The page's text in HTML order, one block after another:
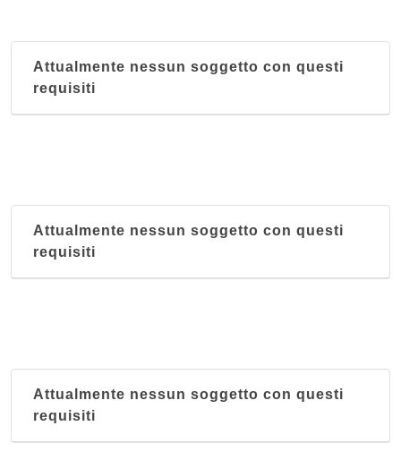
Attualmente nessun soggetto con questi
requisiti
Attualmente nessun soggetto con questi
requisiti
Attualmente nessun soggetto con questi
requisiti